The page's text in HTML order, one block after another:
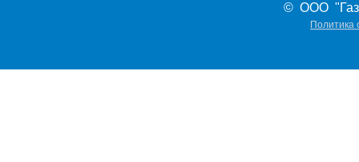
© ООО
Политика